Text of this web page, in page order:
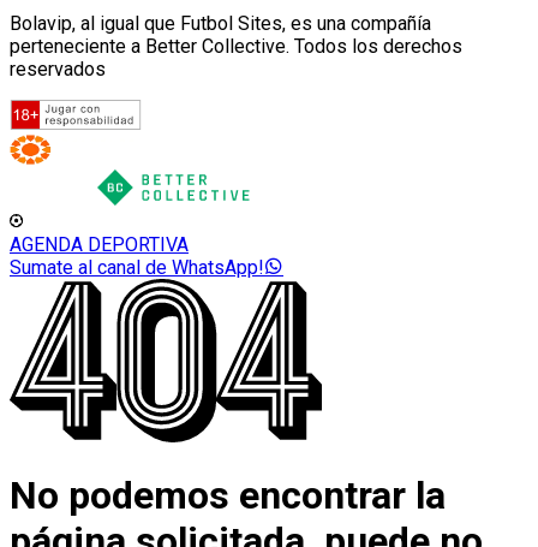
Bolavip, al igual que Futbol Sites, es una compañía
perteneciente a Better Collective. Todos los derechos
reservados
AGENDA DEPORTIVA
Sumate al canal de WhatsApp!
No podemos encontrar la